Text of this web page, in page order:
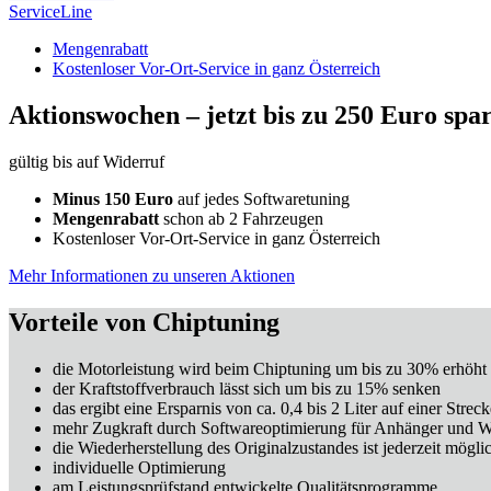
ServiceLine
Mengenrabatt
Kostenloser Vor-Ort-Service in ganz Österreich
Aktionswochen – jetzt bis zu 250 Euro
gültig bis auf Widerruf
Minus 150 Euro auf jedes Softwaretuning
Mengenrabatt schon ab 2 Fahrzeugen
Kostenloser Vor-Ort-Service in ganz Österreich
Mehr Informationen zu unseren Aktionen
Vorteile von Chiptuning
die Motorleistung wird beim Chiptuning um bis zu 30% erhöht
der Kraftstoffverbrauch lässt sich um bis zu 15% senken
das ergibt eine Ersparnis von ca. 0,4 bis 2 Liter auf einer
mehr Zugkraft durch Softwareoptimierung für Anhänger und
die Wiederherstellung des Originalzustandes ist jederzeit
individuelle Optimierung
am Leistungsprüfstand entwickelte Qualitätsprogramme